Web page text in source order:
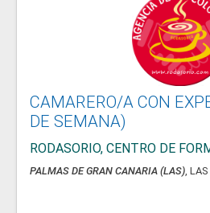
CAMARERO/A CON
DE SEMANA)
RODASORIO, CENTRO DE
PALMAS DE GRAN CANARIA (LAS) ,